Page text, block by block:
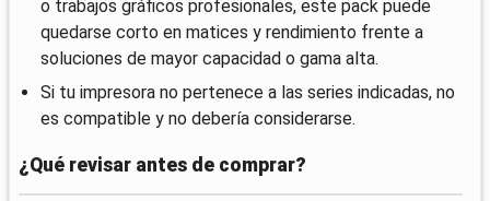
o trabajos gráficos profesionales, este pack puede
quedarse corto en matices y rendimiento frente a
soluciones de mayor capacidad o gama alta.
Si tu impresora no pertenece a las series indicadas, no
es compatible y no debería considerarse.
¿Qué revisar antes de comprar?